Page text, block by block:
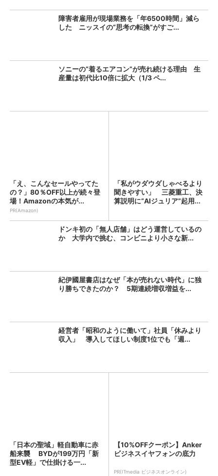
障害者雇用が現場業務を「年6500時間」減ら
した ニッスイの“思考の転換”がすご...
ソニーの“着るエアコン”が売れ続ける理由 生
産量は初代比10倍に拡大（1/3 ペ...
「え、こんなセールやってた
の？」80％OFF以上が続々登
場！Amazonの本気が...
PR(Amazon)
「私がウダウダしゃべるより
聞きやすい」 三菱重工、決
算説明に“AIジュリア”起用...
ドンキ初の「無人店舗」はどう運営しているの
か 大学内で挑む、コンビニより小さな新...
紀伊國屋書店はなぜ「本が売れない時代」に独
り勝ちできたのか？ 5期連続増収増益を...
経営者「昭和のように働いて」社員「休みより
収入」 導入してほしい制度1位でも「週...
「日本の聖域」軽自動車に赤
船来襲 BYDが199万円「新
型EV軽」で仕掛ける一...
【10%OFFクーポン】Anker
ビジネスイヤフォンの底力
PR(ITmedia ビジネスオンライン)